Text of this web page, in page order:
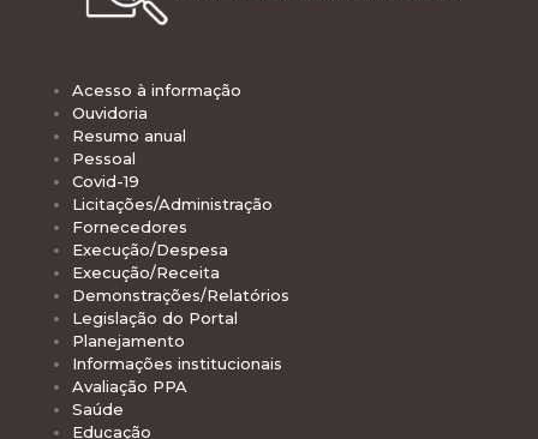
Acesso à informação
Ouvidoria
Resumo anual
Pessoal
Covid-19
Licitações/Administração
Fornecedores
Execução/Despesa
Execução/Receita
Demonstrações/Relatórios
Legislação do Portal
Planejamento
Informações institucionais
Avaliação PPA
Saúde
Educação